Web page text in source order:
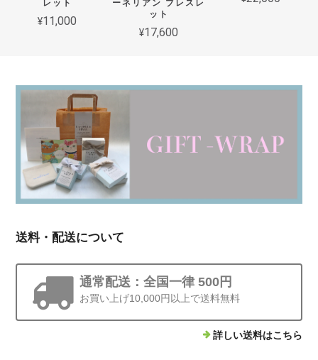
レット
¥11,000
ーネリアン ブレスレ
ット
¥17,600
送料・配送について
通常配送：全国一律 500円
お買い上げ10,000円以上で送料無料
詳しい送料はこちら